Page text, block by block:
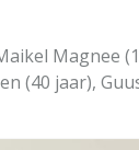
Magnee
(40 jaar),